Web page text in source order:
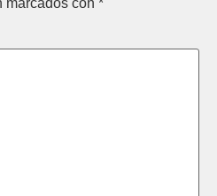
marcados con *